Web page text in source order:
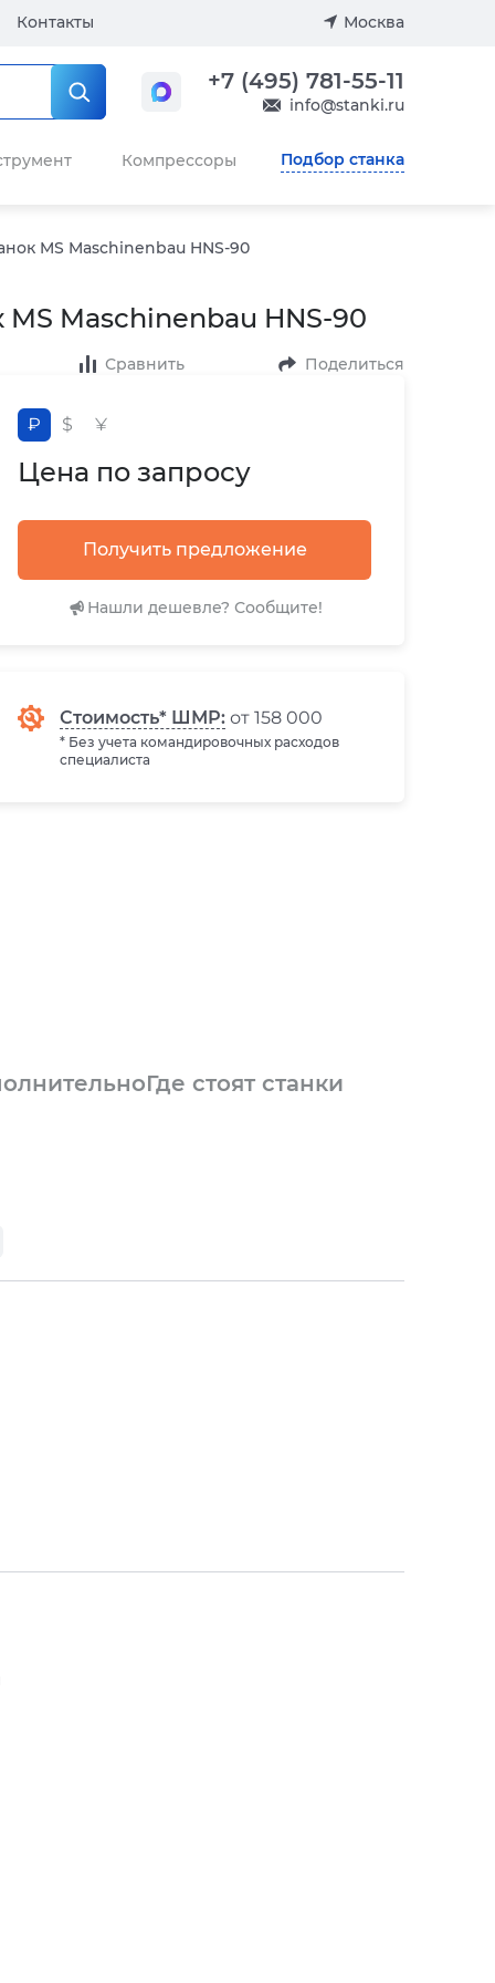
Контакты Москва
+7 (495) 781-55-11
info@stanki.ru
Компрессоры Подбор станка
MS Maschinenbau HNS-90
Maschinenbau HNS-90
Сравнить Поделиться
₽ $ ¥
Цена по запросу
Получить предложение
Нашли дешевле? Сообщите!
Стоимость* ШМР: от 158 000
* Без учета командировочных расходов
специалиста
Где стоят станки